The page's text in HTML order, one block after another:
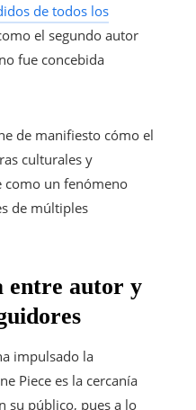
de todos los
el segundo autor
fue concebida
de manifiesto cómo el
culturales y
como un fenómeno
de múltiples
entre autor y
impulsado la
Piece es la cercanía
su público, pues a lo